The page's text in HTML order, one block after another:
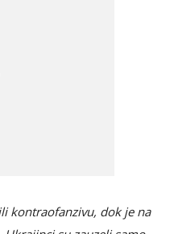
kontraofanzivu, dok je na